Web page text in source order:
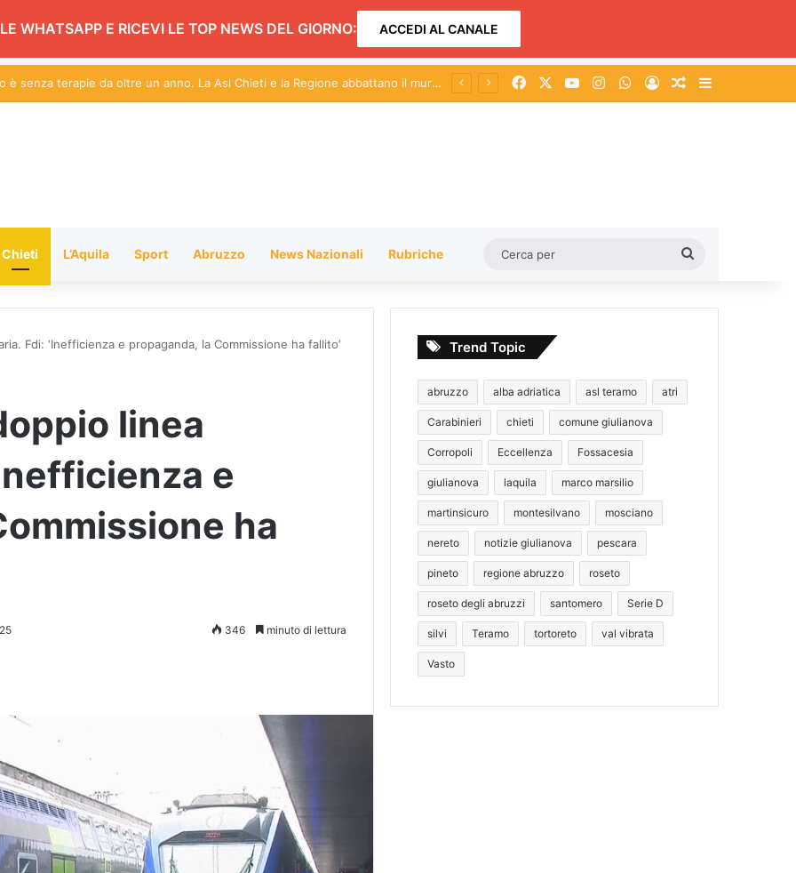
WHATSAPP E RICEVI LE TOP NEWS DEL GIORNO: ACCEDI AL CANALE
ecco il nuovo piano di sviluppo Facebook You TubeInstagramWhatsApp
AccediUn articolo a
Chieti L’Aquila Sport Abruzzo News Nazionali Rubriche
Fdi: ‘Inefficienza e propaganda, la Commissione ha fallito’
linea
e
ha
346 minuto di lettura
Trend Topic
abruzzo alba adriatica asl teramo atri
Carabinieri chieti comune giulianova
Corropoli Eccellenza Fossacesia
giulianova laquila marco marsilio
martinsicuro montesilvano mosciano
nereto notizie giulianova pescara
pineto regione abruzzo roseto
roseto degli abruzzi santomero Serie D
silvi Teramo tortoreto val vibrata
Vasto